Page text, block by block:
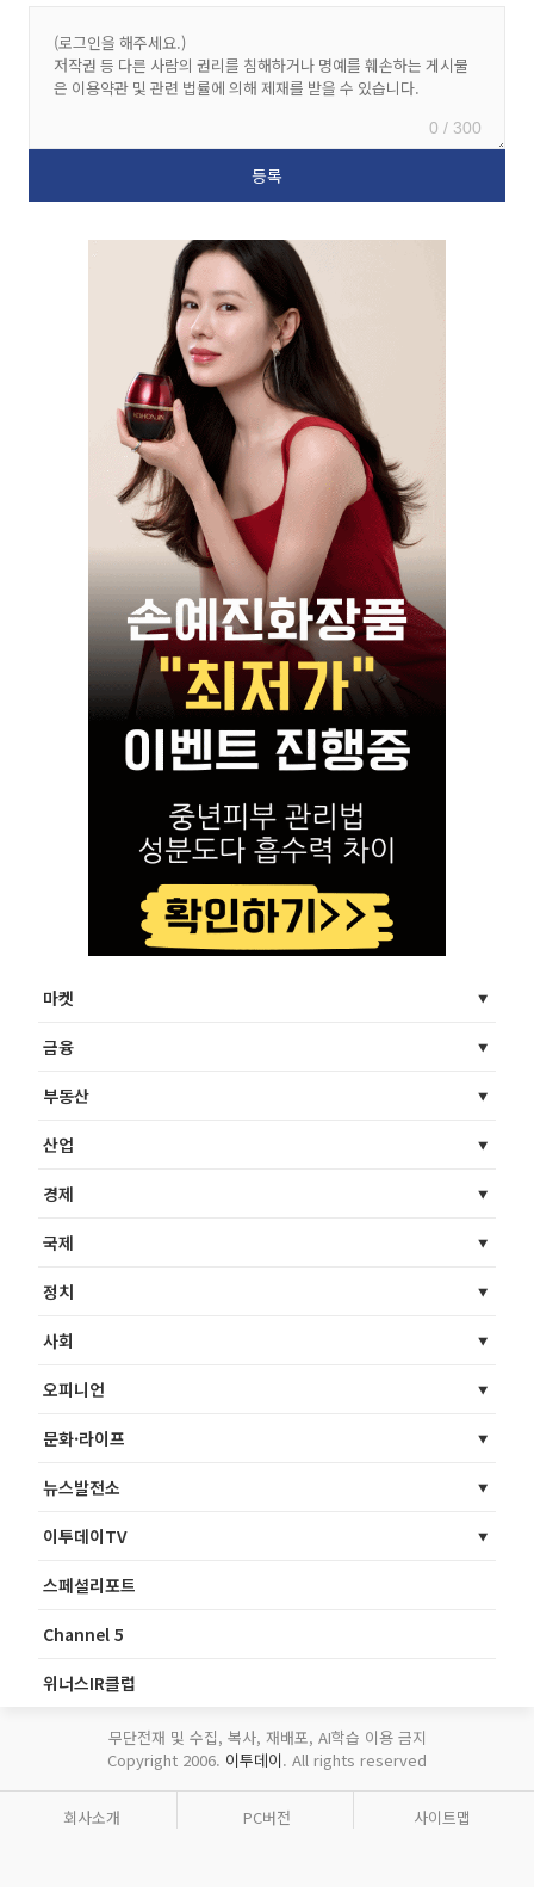
0 / 300
마켓
금융
부동산
산업
경제
국제
정치
사회
오피니언
문화·라이프
뉴스발전소
이투데이TV
스페셜리포트
Channel 5
위너스IR클럽
무단전재 및 수집, 복사, 재배포, AI학습 이용 금지
Copyright 2006. 이투데이. All rights reserved
회사소개 PC버전 사이트맵